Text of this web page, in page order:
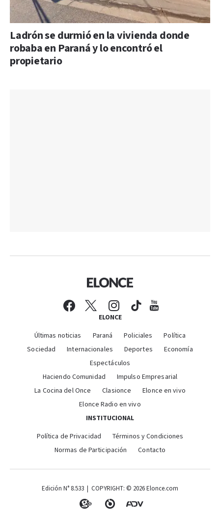
Ladrón se durmió en la vivienda donde
robaba en Paraná y lo encontró el
propietario
ELONCE
Últimas noticias Paraná Policiales
Política
Sociedad
Internacionales Deportes
Economía
Espectáculos
Haciendo Comunidad
Impulso Empresarial
La Cocina del Once
Clasionce
Elonce en vivo
Elonce Radio en vivo
INSTITUCIONAL
Política de Privacidad
Términos y Condiciones
Normas de Participación
Contacto
Edición N° 8.533 | COPYRIGHT: © 2026 Elonce.com